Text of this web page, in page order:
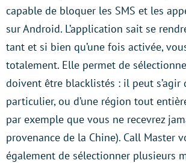
capable de bloquer les SMS et les
sur Android. L’application sait se
tant et si bien qu’une fois activée,
totalement. Elle permet de
doivent être blacklistés : il peut s’agir
particulier, ou d’une région tout
par exemple que vous ne recevrez
provenance de la Chine). Call Master
également de sélectionner plusieurs